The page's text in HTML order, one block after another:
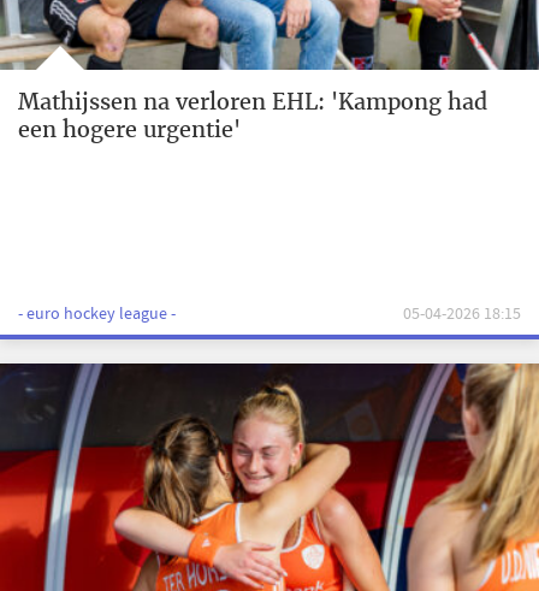
Mathijssen na verloren EHL: 'Kampong had
een hogere urgentie'
- euro hockey league - 05-04-2026 18:15